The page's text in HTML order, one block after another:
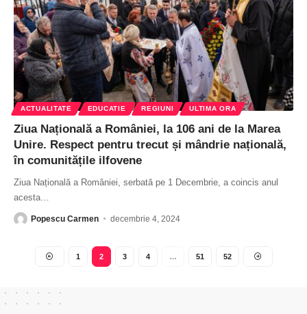
ACTUALITATE EDUCATIE REGIUNI ULTIMA ORA
Ziua Națională a României, la 106 ani de la Marea
Unire. Respect pentru trecut și mândrie națională,
în comunitățile ilfovene
Ziua Națională a României, serbată pe 1 Decembrie, a coincis anul
acesta
Popescu Carmen decembrie 4, 2024
1 2 3 4 … 51 52